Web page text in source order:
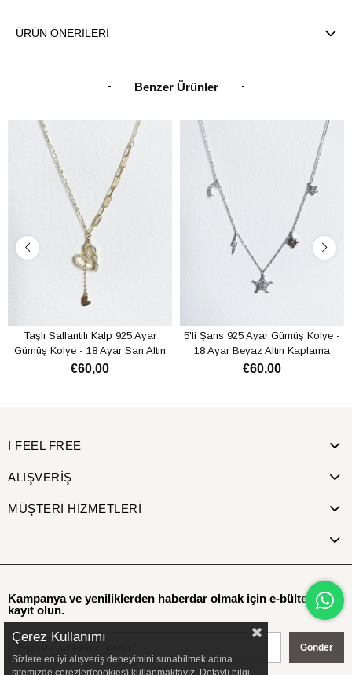
ÜRÜN ÖNERILERI
Benzer Ürünler
Taşlı Sallantılı Kalp 925 Ayar
Gümüş Kolye - 18 Ayar Sarı Altın
Kaplama
€60,00
5'li Şans 925 Ayar Gümüş Kolye -
18 Ayar Beyaz Altın Kaplama
€60,00
I FEEL FREE
ALIŞVERİŞ
MÜŞTERİ HİZMETLERİ
Kampanya ve yeniliklerden haberdar olmak için e-bültenimize
kayıt olun.
Gönder
Çerez Kullanımı
Sizlere en iyi alışveriş deneyimini sunabilmek adına
sitemizde çerezler(cookies) kullanmaktayız. Detaylı bilgi